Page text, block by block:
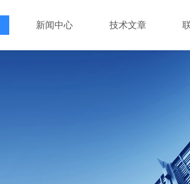
新闻中心 技术文章